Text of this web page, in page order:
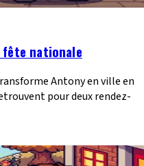
fête nationale
Antony en ville en
pour deux rendez-